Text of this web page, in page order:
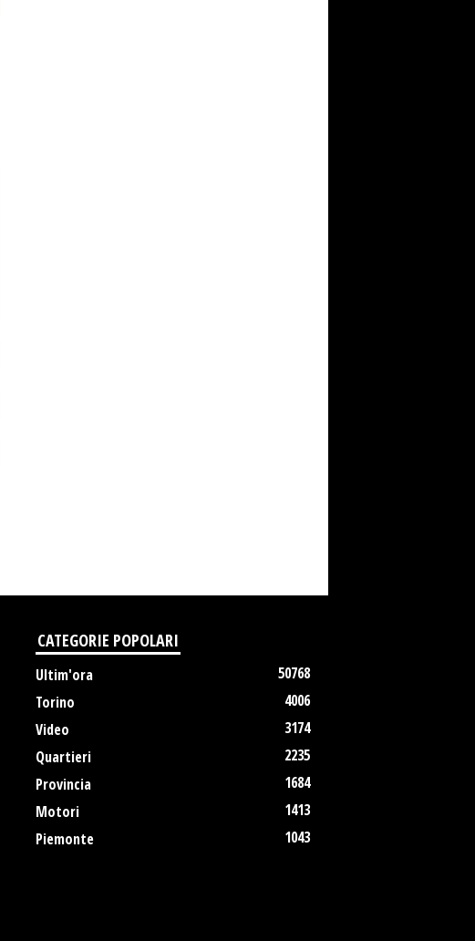
CATEGORIE POPOLARI
Ultim'ora
50768
Torino
4006
Video
3174
Quartieri
2235
Provincia
1684
Motori
1413
Piemonte
1043